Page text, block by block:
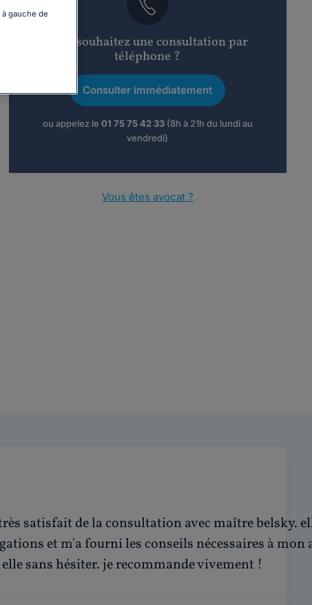
Vous souhaitez une consultation par
téléphone ?
Consulter immédiatement
ou appelez le 01 75 75 42 33(8h à 21h du lundi au
vendredi)
Vous êtes avocat ?
satisfait de la consultation avec maître belsky.
et m'a fourni les conseils nécessaires à mon
elle sans hésiter. je recommande vivement !
gauche de